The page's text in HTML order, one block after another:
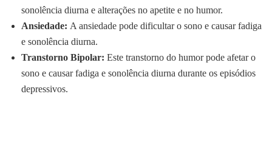
sonolência diurna e alterações no apetite e no humor.
Ansiedade: A ansiedade pode dificultar o sono e causar fadiga
e sonolência diurna.
Transtorno Bipolar: Este transtorno do humor pode afetar o
sono e causar fadiga e sonolência diurna durante os episódios
depressivos.